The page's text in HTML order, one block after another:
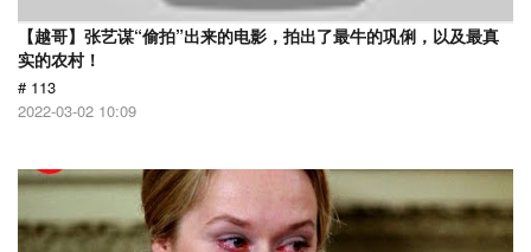
【越哥】张艺谋“偷拍”出来的电影，拍出了最牛的巩俐，以及最真
实的农村！
# 113
2022-03-02 10:09